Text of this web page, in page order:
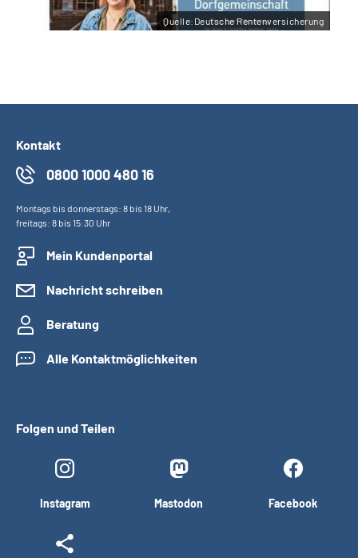
Quelle:Deutsche Rentenversicherung
Kontakt
0800 1000 480 16
Montags bis donnerstags: 8 bis 18 Uhr,
freitags: 8 bis 15:30 Uhr
Mein Kundenportal
Nachricht schreiben
Beratung
Alle Kontaktmöglichkeiten
Folgen und Teilen
Instagram Mastodon Facebook